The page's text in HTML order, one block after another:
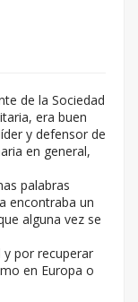
de la Sociedad
era buen
y defensor de
en general,
palabras
encontraba un
alguna vez se
y por recuperar
en Europa o